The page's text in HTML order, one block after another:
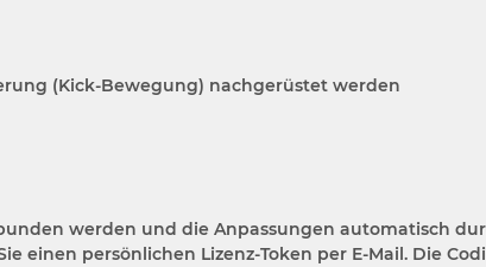
(Kick-Bewegung) nachgerüstet werden
werden und die Anpassungen automatisch
einen persönlichen Lizenz-Token per E-Mail. Die